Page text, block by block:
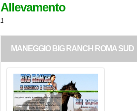
Allevamento
1
MANEGGIO BIG RANCH ROMA SUD